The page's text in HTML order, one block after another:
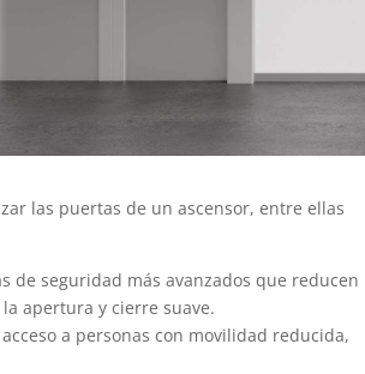
las puertas de un ascensor, entre ellas
de seguridad más avanzados que reducen
apertura y cierre suave.
a personas con movilidad reducida,